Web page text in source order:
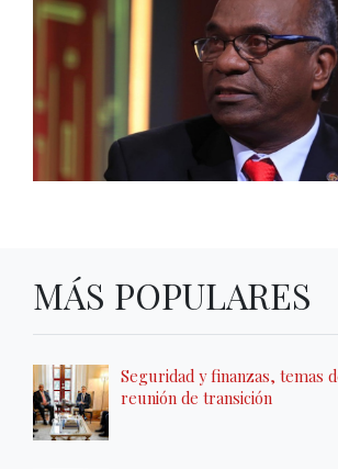
MÁS POPULARES
Seguridad y finanzas, temas
reunión de transición